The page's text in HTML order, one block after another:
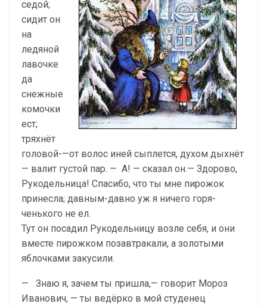
седой;
сидит он
на
ледяной
лавоч­ке
да
снежные
комочки
ест;
тряхнёт
головой-—от волос иней сыплется, духом дыхнёт
— валит густой пар. — А! — сказал он.— Здорово,
Рукодельница! Спасибо, что ты мне пирожок
принесла; давным-давно уж я ничего горя­
ченького не ел.
Тут он посадил Рукодельницу возле себя, и они
вместе пирожком позавтракали, а золотыми
яблочками закусили.
— Знаю я, зачем ты пришла,— говорит Мороз
Ивано­вич, — ты ведёрко в мой студенец